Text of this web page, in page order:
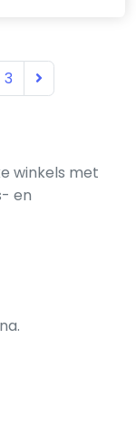
winkels met
en
3